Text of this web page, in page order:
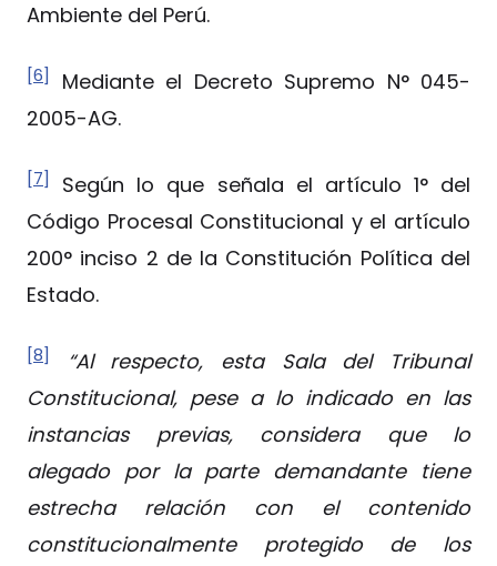
Ambiente del Perú.
[6]
Mediante el Decreto Supremo N° 045-
2005-AG.
[7]
Según lo que señala el artículo 1° del
Código Procesal Constitucional y el artículo
200° inciso 2 de la Constitución Política del
Estado.
[8]
“Al respecto, esta Sala del Tribunal
Constitucional, pese a lo indicado en las
instancias previas, considera que lo
alegado por la parte demandante tiene
estrecha relación con el contenido
constitucionalmente protegido de los